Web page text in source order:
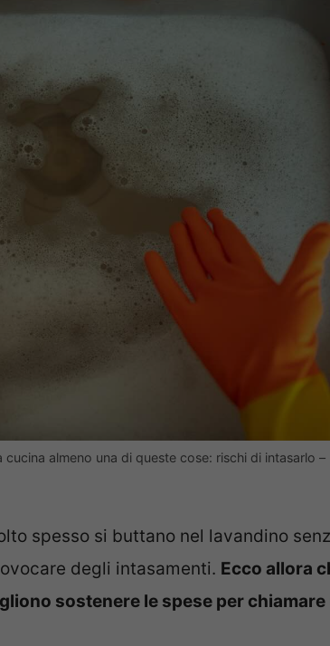
almeno una di queste cose: rischi di intasarlo –
spesso si buttano nel lavandino
degli intasamenti. Ecco allora
sostenere le spese per chiamare